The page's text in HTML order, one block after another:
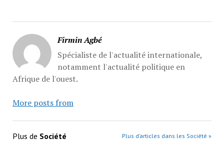
Firmin Agbé
Spécialiste de l'actualité internationale,
notamment l'actualité politique en
Afrique de l'ouest.
More posts from
Plus de Société Plus d’articles dans les Société »